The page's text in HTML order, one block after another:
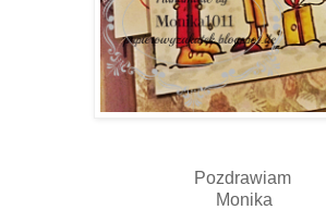
Pozdrawiam
Monika